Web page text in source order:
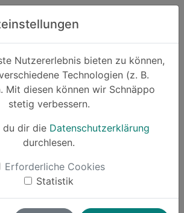
Zum Hauptinhalt springen
Nutzererlebnis bieten zu können,
Technologien (z. B.
Mit diesen können wir Schnäppo
stetig verbessern.
du dir die Datenschutzerklärung
durchlesen.
Erforderliche Cookies
Statistik
Suchen
Spielzeug
Cashback